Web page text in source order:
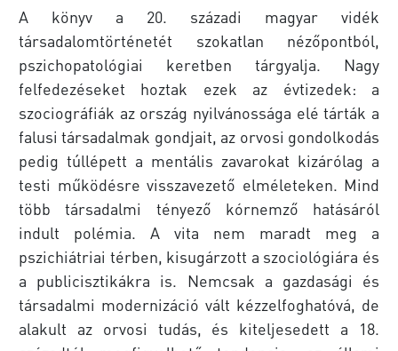
A könyv a 20. századi magyar vidék
társadalomtörténetét szo­katlan nézőpontból,
pszichopatológiai keretben tárgyalja. Nagy
felfedezéseket hoztak ezek az évtizedek: a
szociográfiák az ország nyilvánossága elé tárták a
falusi társadalmak gondjait, az orvosi gondolkodás
pedig túllépett a mentális zavarokat kizárólag a
testi működésre visszavezető elméleteken. Mind
több társadalmi té­nyező kórnemző hatásáról
indult polémia. A vita nem maradt meg a
pszichiátriai térben, kisugárzott a szociológiára és
a publi­cisztikákra is. Nemcsak a gazdasági és
társadalmi modernizáció vált kézzelfoghatóvá, de
alakult az orvosi tudás, és kiteljesedett a 18.